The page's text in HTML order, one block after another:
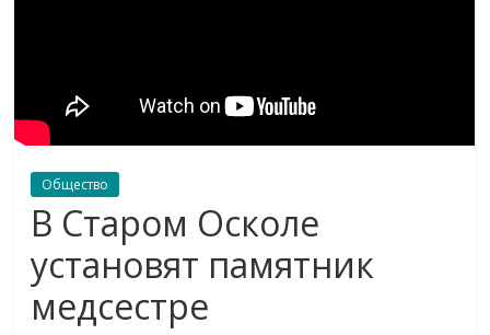
Общество
В Старом Осколе
установят памятник
медсестре